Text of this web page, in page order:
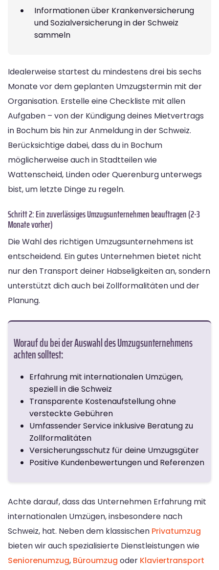
Informationen über Krankenversicherung
und Sozialversicherung in der Schweiz
sammeln
Idealerweise startest du mindestens drei bis sechs
Monate vor dem geplanten Umzugstermin mit der
Organisation. Erstelle eine Checkliste mit allen
Aufgaben – von der Kündigung deines Mietvertrags
in Bochum bis hin zur Anmeldung in der Schweiz.
Berücksichtige dabei, dass du in Bochum
möglicherweise auch in Stadtteilen wie
Wattenscheid, Linden oder Querenburg unterwegs
bist, um letzte Dinge zu regeln.
Schritt 2: Ein zuverlässiges Umzugsunternehmen beauftragen (2-3
Monate vorher)
Die Wahl des richtigen Umzugsunternehmens ist
entscheidend. Ein gutes Unternehmen bietet nicht
nur den Transport deiner Habseligkeiten an, sondern
unterstützt dich auch bei Zollformalitäten und der
Planung.
Worauf du bei der Auswahl des Umzugsunternehmens
achten solltest:
Erfahrung mit internationalen Umzügen,
speziell in die Schweiz
Transparente Kostenaufstellung ohne
versteckte Gebühren
Umfassender Service inklusive Beratung zu
Zollformalitäten
Versicherungsschutz für deine Umzugsgüter
Positive Kundenbewertungen und Referenzen
Achte darauf, dass das Unternehmen Erfahrung mit
internationalen Umzügen, insbesondere nach
Schweiz, hat. Neben dem klassischen Privatumzug
bieten wir auch spezialisierte Dienstleistungen wie
Seniorenumzug, Büroumzug oder Klaviertransport